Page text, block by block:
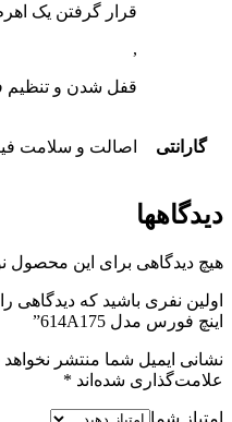
قرار گرفتن یک
,
قفل شدن و تنظیم
گارانتی اصالت و سلامت
دیدگاهها
هیچ دیدگاهی برای این محصول
اینچ فورس مدل 614A175”
نشانی ایمیل شما منتشر
علامت‌گذاری شده‌اند *
امتیاز شما